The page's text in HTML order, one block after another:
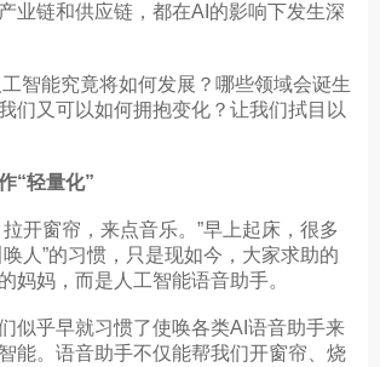
业链和供应链，都在AI的影响下发生深
能究竟将如何发展？哪些领域会诞生
们又可以如何拥抱变化？让我们拭目以
“轻量化”
窗帘，来点音乐。”早上起床，很多
唤人”的习惯，只是现如今，大家求助的
妈妈，而是人工智能语音助手。
乎早就习惯了使唤各类AI语音助手来
能。语音助手不仅能帮我们开窗帘、烧